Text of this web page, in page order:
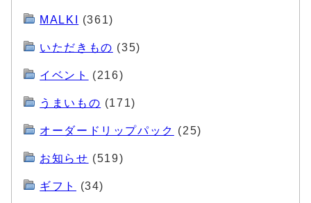
MALKI (361)
いただきもの (35)
イベント (216)
うまいもの (171)
オーダードリップパック (25)
お知らせ (519)
ギフト (34)